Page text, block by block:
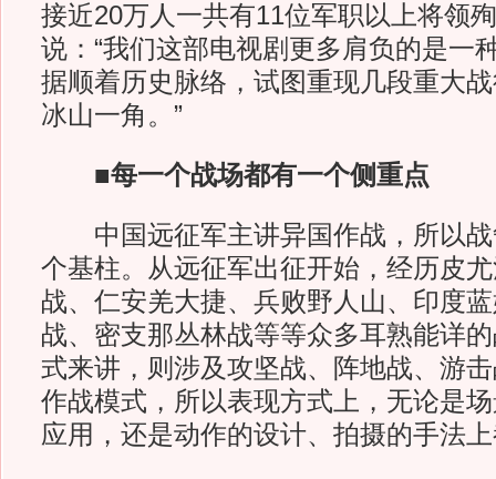
接近20万人一共有11位军职以上将领
说：“我们这部电视剧更多肩负的是一
据顺着历史脉络，试图重现几段重大
冰山一角。”
■每一个战场都有一个侧重点
中国远征军主讲异国作战，所以战
个基柱。从远征军出征开始，经历皮
战、仁安羌大捷、兵败野人山、印度
战、密支那丛林战等等众多耳熟能详
式来讲，则涉及攻坚战、阵地战、游
作战模式，所以表现方式上，无论是
应用，还是动作的设计、拍摄的手法